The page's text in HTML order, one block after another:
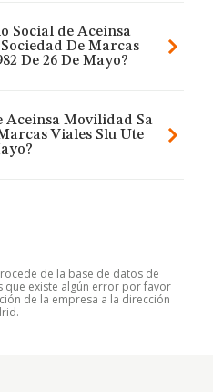
Social de Aceinsa
De Marcas
De 26 De Mayo?
Aceinsa Movilidad Sa
Viales Slu Ute
de la base de datos de
que existe algún error por favor
de la empresa a la dirección